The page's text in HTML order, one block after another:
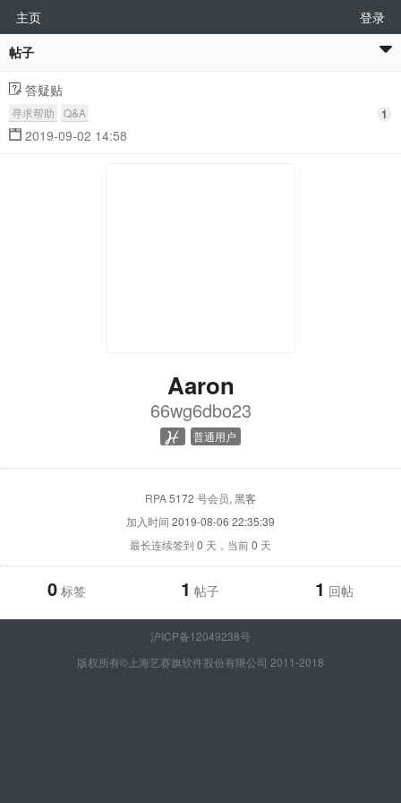
主页
登录
帖子
答疑贴
寻求帮助 Q&A
2019-09-02 14:58
1
Aaron
66wg6dbo23
普通用户
RPA5172 号会员, 黑客
加入时间 2019-08-06 22:35:39
最长连续签到 0 天，当前0 天
0 标签 1 帖子 1 回帖
沪ICP备12049238号
版权所有©上海艺赛旗软件股份有限公司 2011-2018